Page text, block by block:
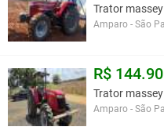
Trator
Amparo - São
R$
Trator
Amparo - São